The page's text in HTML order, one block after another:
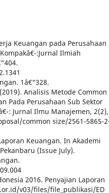
Keuangan pada Perusahaan
Ilmiah
1â€“328.
Analisis Metode Common
Pada Perusahaan Sub Sektor
Jurnal Ilmu Manajemen, 2(2),
common size/2561-5865-
Keuangan. In Akademi
(Issue July).
2016. Penyajian Laporan
v03/files/file_publikasi/ED